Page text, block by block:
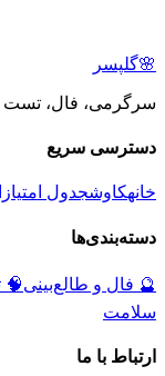
🌸گلپسر
سرگرمی، فال، تست
دسترسی سریع
خانهکاوشجدول
دسته‌بندی‌ها
🔮 فال و طالع‌بینی🧠
سلامت
ارتباط با ما